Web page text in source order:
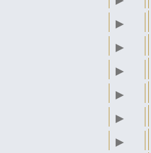
►
►
►
►
►
►